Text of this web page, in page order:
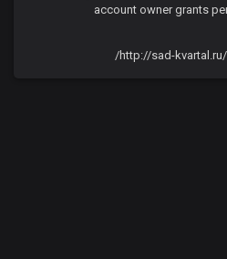
account owner grants
http://sad-